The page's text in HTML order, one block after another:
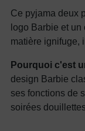
Ce pyjama deux
logo Barbie et un
matière ignifuge,
Pourquoi c'est
design Barbie
ses fonctions de
soirées